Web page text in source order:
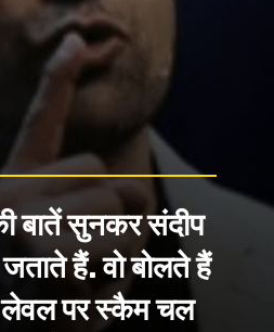
बातें सुनकर संदीप
जताते हैं. वो बोलते हैं
लेवल पर स्कैम चल